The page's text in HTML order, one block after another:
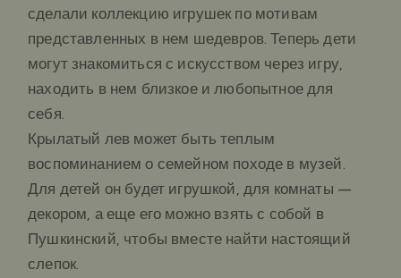
сделали коллекцию игрушек по мотивам
представленных в нем шедевров. Теперь дети
могут знакомиться с искусством через игру,
находить в нем близкое и любопытное для
себя.
Крылатый лев может быть теплым
воспоминанием о семейном походе в музей.
Для детей он будет игрушкой, для комнаты –
декором, а еще его можно взять с собой в
Пушкинский, чтобы вместе найти настоящий
слепок.